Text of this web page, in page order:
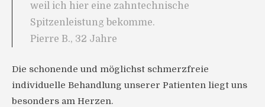
weil ich hier eine zahntechnische
Spitzenleistung bekomme.
Pierre B., 32 Jahre
Die schonende und möglichst schmerzfreie
individuelle Behandlung unserer Patienten liegt uns
besonders am Herzen.